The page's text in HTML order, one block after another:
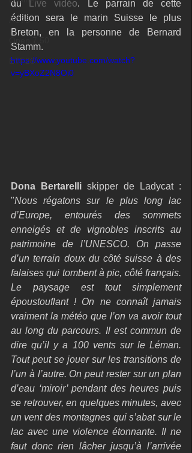
AC75
ETF26
du
Live vidéo. Le parrain de cette
édition sera le marin Suisse le plus
Breton, en la personne de Bernard
Stamm.
https://www.youtube.com/watch?
v=yBXoZ2N8Oi0
Dona Bertarelli skipper de Ladycat :
"Nous régatons sur le plus long lac
d’Europe, entourés des sommets
enneigés et de vignobles inscrits au
patrimoine de l’UNESCO. On passe
d’un terrain doux du côté suisse à des
falaises qui tombent à pic, côté français.
Le paysage est tout simplement
époustouflant ! On ne connaît jamais
vraiment la météo que l’on va avoir tout
au long du parcours. Il est commun de
dire qu’il y a 100 vents sur le Léman.
Tout peut se jouer sur les transitions de
l’un à l’autre. On peut rester sur un plan
d’eau ‘miroir’ pendant des heures puis
se retrouver, en quelques minutes, avec
un vent des montagnes qui s’abat sur le
lac avec une violence étonnante. Il ne
faut donc rien lâcher jusqu’à l’arrivée